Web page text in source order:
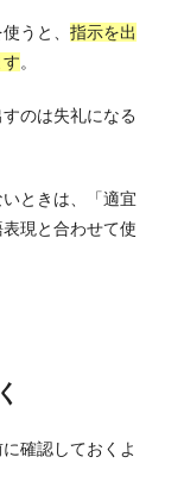
うと、 指示を出
。
のは失礼になる
ときは、「適宜
現と合わせて使
確認しておくよ